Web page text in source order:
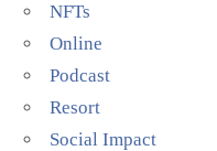
NFTs
Online
Podcast
Resort
Social Impact